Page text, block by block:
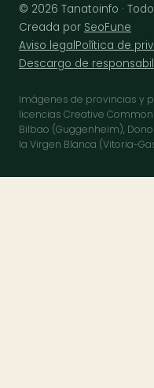
© 2026 Tanatoinfo ·
Creada por SeoFune
Aviso legalPolítica de
Descargo de
Imágenes de provincias y
licencias Creative
Bilbao (Guggenheim),
la Virgen Blanca (Vitoria-